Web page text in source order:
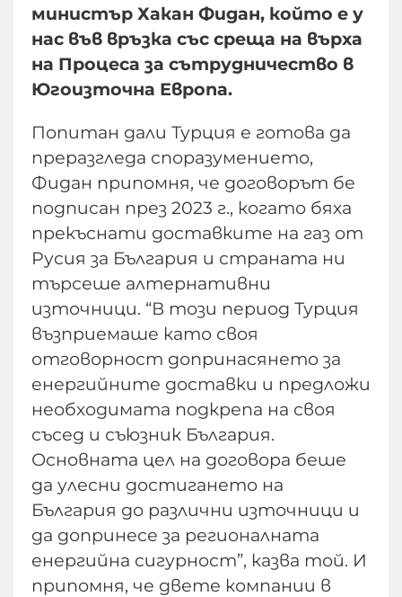
министър Хакан Фидан, който е у
нас във връзка със среща на върха
на Процеса за сътрудничество в
Югоизточна Европа.
Попитан дали Турция е готова да
преразгледа споразумението,
Фидан припомня, че договорът бе
подписан през 2023 г., когато бяха
прекъснати доставките на газ от
Русия за България и страната ни
търсеше алтернативни
източници. “В този период Турция
възприемаше като своя
отговорност допринасянето за
енергийните доставки и предложи
необходимата подкрепа на своя
съсед и съюзник България.
Основната цел на договора беше
да улесни достигането на
България до различни източници и
да допринесе за регионалната
енергийна сигурност”, казва той. И
припомня, че двете компании в